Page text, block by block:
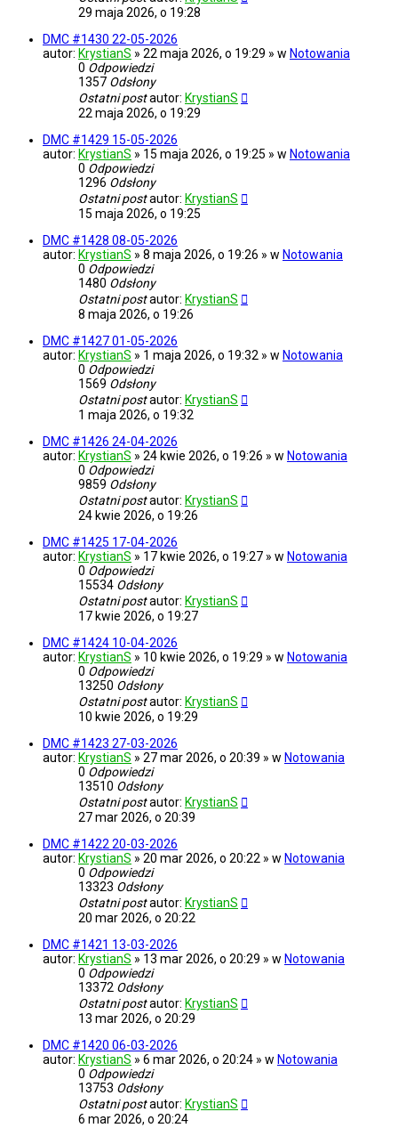
29 maja 2026, o 19:28
DMC #1430 22-05-2026
autor: KrystianS » 22 maja 2026, o 19:29 » w Notowania
0 Odpowiedzi
1357 Odsłony
Ostatni postautor: KrystianS
22 maja 2026, o 19:29
DMC #1429 15-05-2026
autor: KrystianS » 15 maja 2026, o 19:25 » w Notowania
0 Odpowiedzi
1296 Odsłony
Ostatni postautor: KrystianS
15 maja 2026, o 19:25
DMC #1428 08-05-2026
autor: KrystianS » 8 maja 2026, o 19:26 » w Notowania
0 Odpowiedzi
1480 Odsłony
Ostatni postautor: KrystianS
8 maja 2026, o 19:26
DMC #1427 01-05-2026
autor: KrystianS » 1 maja 2026, o 19:32 » w Notowania
0 Odpowiedzi
1569 Odsłony
Ostatni postautor: KrystianS
1 maja 2026, o 19:32
DMC #1426 24-04-2026
autor: KrystianS » 24 kwie 2026, o 19:26 » w Notowania
0 Odpowiedzi
9859 Odsłony
Ostatni postautor: KrystianS
24 kwie 2026, o 19:26
DMC #1425 17-04-2026
autor: KrystianS » 17 kwie 2026, o 19:27 » w Notowania
0 Odpowiedzi
15534 Odsłony
Ostatni postautor: KrystianS
17 kwie 2026, o 19:27
DMC #1424 10-04-2026
autor: KrystianS » 10 kwie 2026, o 19:29 » w Notowania
0 Odpowiedzi
13250 Odsłony
Ostatni postautor: KrystianS
10 kwie 2026, o 19:29
DMC #1423 27-03-2026
autor: KrystianS » 27 mar 2026, o 20:39 » w Notowania
0 Odpowiedzi
13510 Odsłony
Ostatni postautor: KrystianS
27 mar 2026, o 20:39
DMC #1422 20-03-2026
autor: KrystianS » 20 mar 2026, o 20:22 » w Notowania
0 Odpowiedzi
13323 Odsłony
Ostatni postautor: KrystianS
20 mar 2026, o 20:22
DMC #1421 13-03-2026
autor: KrystianS » 13 mar 2026, o 20:29 » w Notowania
0 Odpowiedzi
13372 Odsłony
Ostatni postautor: KrystianS
13 mar 2026, o 20:29
DMC #1420 06-03-2026
autor: KrystianS » 6 mar 2026, o 20:24 » w Notowania
0 Odpowiedzi
13753 Odsłony
Ostatni postautor: KrystianS
6 mar 2026, o 20:24